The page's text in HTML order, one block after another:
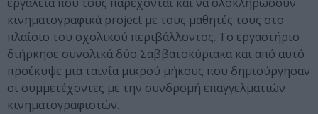
κινηματογραφικά project με τους μαθητές τους στο
πλαίσιο του σχολικού περιβάλλοντος. Το εργαστήριο
διήρκησε συνολικά δύο Σαββατοκύριακα και από αυτό
προέκυψε μια ταινία μικρού μήκους που δημιούργησαν
οι συμμετέχοντες με την συνδρομή επαγγελματιών
κινηματογραφιστών.